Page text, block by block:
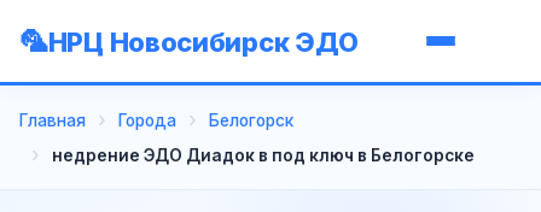
НРЦ Новосибирск ЭДО
Главная Города
Белогорск
недрение ЭДО Диадок в под ключ в Белогорске